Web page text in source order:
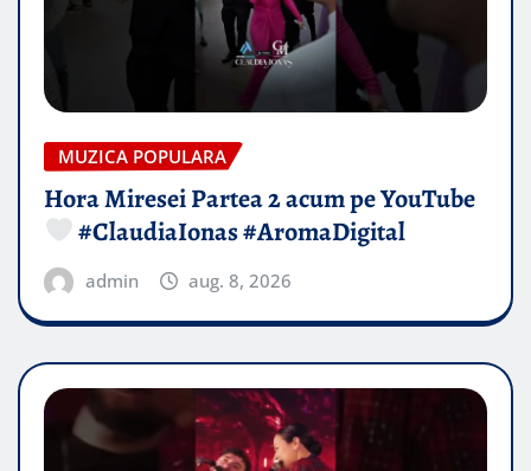
MUZICA POPULARA
Hora Miresei Partea 2 acum pe YouTube
#ClaudiaIonas #AromaDigital
admin aug. 8, 2026